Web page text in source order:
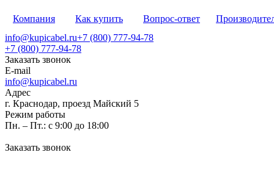
Компания Как купить Вопрос-ответ
info@kupicabel.ru+7 (800) 777-94-78
+7 (800) 777-94-78
Заказать звонок
E-mail
info@kupicabel.ru
Адрес
г. Краснодар, проезд Майский 5
Режим работы
Пн. – Пт.: с 9:00 до 18:00
Заказать звонок